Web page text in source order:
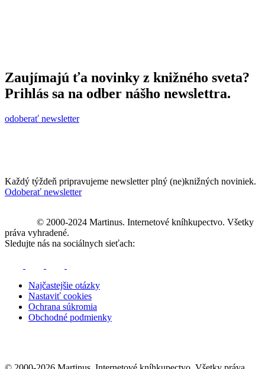
Zaujímajú ťa novinky z knižného sveta?
Prihlás sa na odber nášho newslettra.
odoberať newsletter
Každý týždeň pripravujeme newsletter plný (ne)knižných noviniek.
Odoberať newsletter
© 2000-2024 Martinus. Internetové kníhkupectvo. Všetky
práva vyhradené.
Sledujte nás na sociálnych sieťach:
Najčastejšie otázky
Nastaviť cookies
Ochrana súkromia
Obchodné podmienky